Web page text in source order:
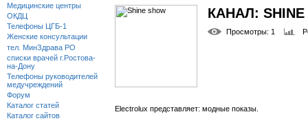
Медицинские центры
ОКДЦ
Телефоны ЦГБ-1
Женские консультации
тел. МинЗдрава РО
списки врачей г.Ростова-
на-Дону
Телефоны руководителей
медучреждений
Форум
Каталог статей
Каталог сайтов
КАНАЛ: SHINE
Просмотры: 1
Electrolux представляет: модные показы.